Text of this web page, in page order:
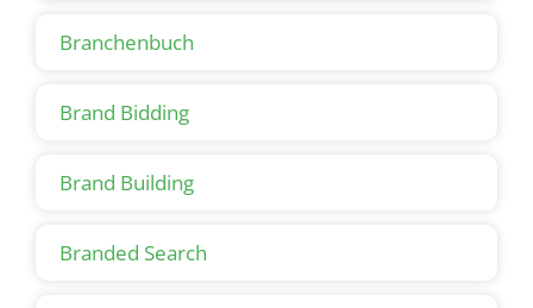
Branchenbuch
Brand Bidding
Brand Building
Branded Search